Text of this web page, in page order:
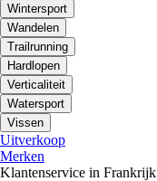
Wintersport
Wandelen
Trailrunning
Hardlopen
Verticaliteit
Watersport
Vissen
Uitverkoop
Merken
Klantenservice in Frankrijk